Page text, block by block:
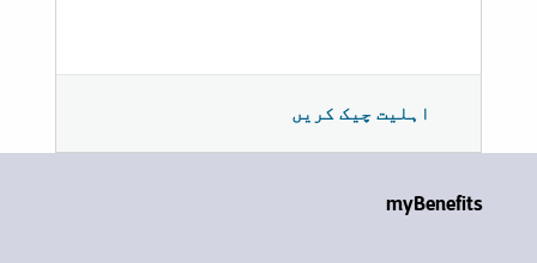
اہلیت چیک کریں
myBenefits